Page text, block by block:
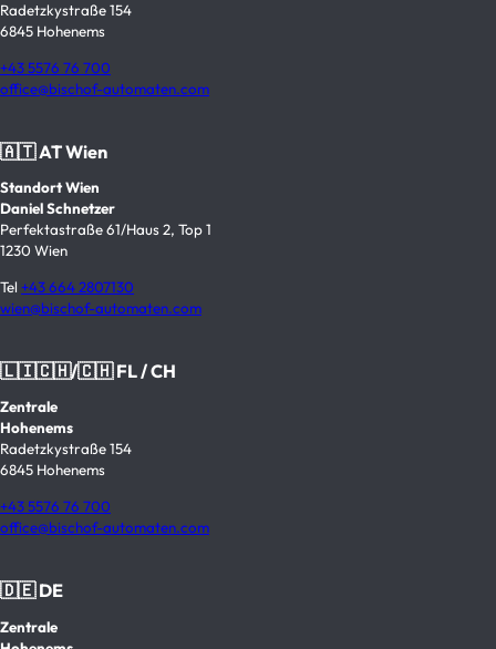
Radetzkystraße 154
6845 Hohenems
+43 5576 76 700
office@bischof-automaten.com
🇦🇹 AT Wien
Standort Wien
Daniel Schnetzer
Perfektastraße 61/Haus 2, Top 1
1230 Wien
Tel +43 664 2807130
wien@bischof-automaten.com
🇱🇮🇨🇭/🇨🇭 FL / CH
Zentrale
Hohenems
Radetzkystraße 154
6845 Hohenems
+43 5576 76 700
office@bischof-automaten.com
🇩🇪 DE
Zentrale